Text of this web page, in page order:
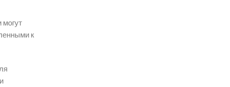
могут
к